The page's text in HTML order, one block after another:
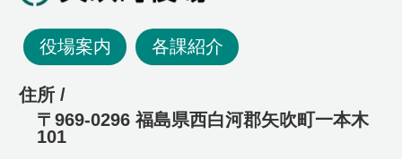
役場案内 各課紹介
住所 /
〒969-0296 福島県西白河郡矢吹町一本木
101